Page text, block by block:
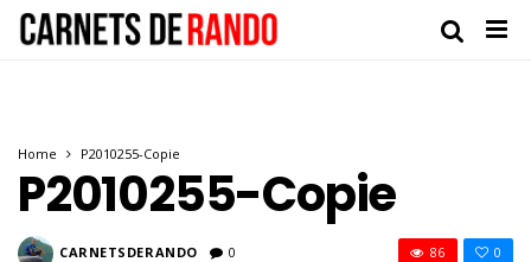
Home P2010255-Copie
P2010255-Copie
CARNETSDERANDO 0 0
86